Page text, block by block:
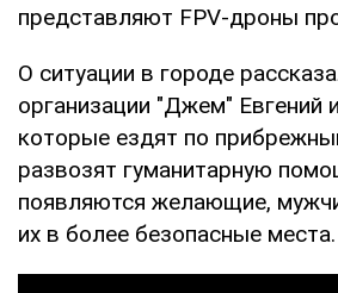
представляют FPV-дроны
О ситуации в городе
организации "Джем" Евгений
которые ездят по
развозят гуманитарную
появляются желающие,
их в более безопасные места.